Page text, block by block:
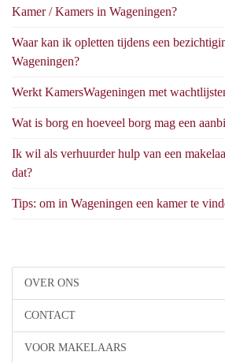
OVER ONS
CONTACT
VOOR MAKELAARS
Kamer / Kamers in Wageningen?
Waar kan ik opletten tijdens een
Wageningen?
Werkt KamersWageningen met
Wat is borg en hoeveel borg mag een
Ik wil als verhuurder hulp van een
dat?
Tips: om in Wageningen een kamer te